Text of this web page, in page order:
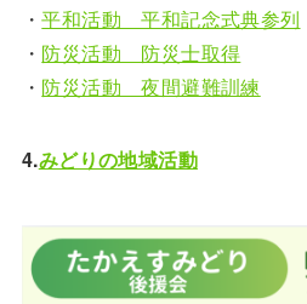
・平和活動 平和記念式典参列
・ 防災活動 防災士取得
・ 防災活動 夜間避難訓練
4.みどりの地域活動